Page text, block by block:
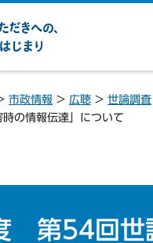
、は
市政情報 > 広聴 > 世論調査
時の情報伝達」について
第54回世